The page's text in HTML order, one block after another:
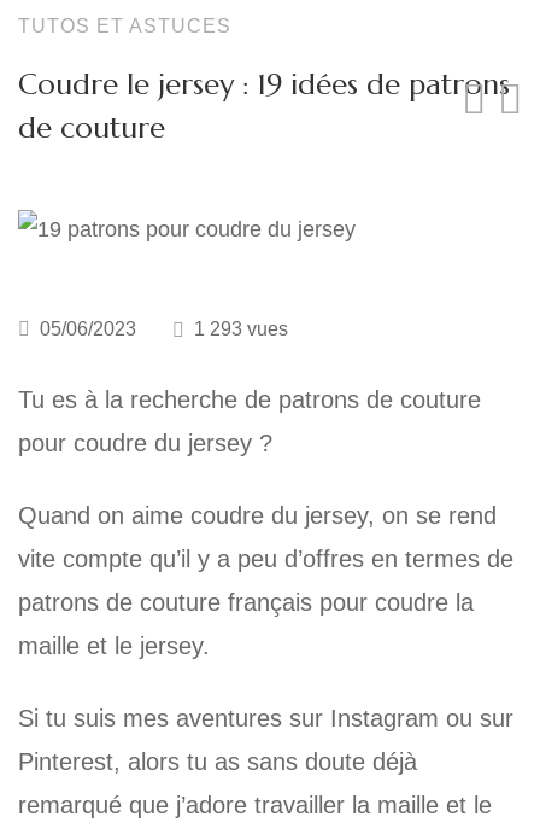
TUTOS ET ASTUCES
Coudre le jersey : 19 idées de patrons
de couture
05/06/2023 1 293 vues
Tu es à la recherche de patrons de couture
pour coudre du jersey ?
Quand on aime coudre du jersey, on se rend
vite compte qu’il y a peu d’offres en termes de
patrons de couture français pour coudre la
maille et le jersey.
Si tu suis mes aventures sur Instagram ou sur
Pinterest, alors tu as sans doute déjà
remarqué que j’adore travailler la maille et le